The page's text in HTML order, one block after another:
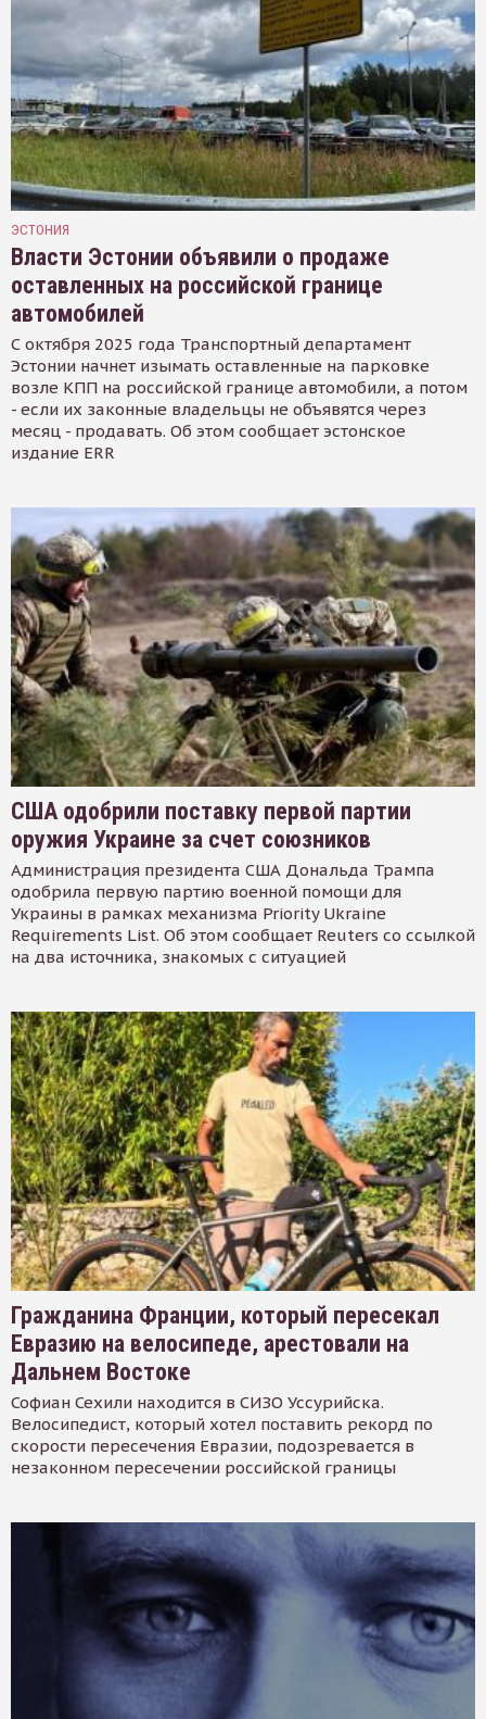
ЭСТОНИЯ
Власти Эстонии объявили о продаже
оставленных на российской границе
автомобилей
С октября 2025 года Транспортный департамент
Эстонии начнет изымать оставленные на парковке
возле КПП на российской границе автомобили, а потом
- если их законные владельцы не объявятся через
месяц - продавать. Об этом сообщает эстонское
издание ERR
США одобрили поставку первой партии
оружия Украине за счет союзников
Администрация президента США Дональда Трампа
одобрила первую партию военной помощи для
Украины в рамках механизма Priority Ukraine
Requirements List. Об этом сообщает Reuters со ссылкой
на два источника, знакомых с ситуацией
Гражданина Франции, который пересекал
Евразию на велосипеде, арестовали на
Дальнем Востоке
Софиан Сехили находится в СИЗО Уссурийска.
Велосипедист, который хотел поставить рекорд по
скорости пересечения Евразии, подозревается в
незаконном пересечении российской границы